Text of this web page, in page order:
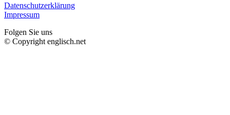
Datenschutzerklärung
Impressum
Folgen Sie uns
© Copyright englisch.net